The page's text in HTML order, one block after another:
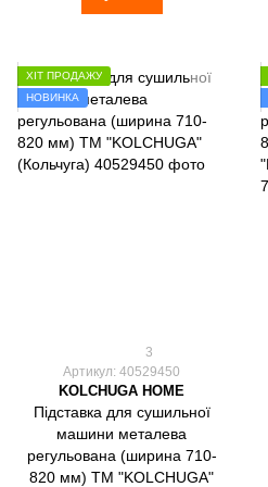
ХІТ ПРОДАЖУ
НОВИНКА
3
Артикул: 40529450
KOLCHUGA HOME
Підставка для сушильної
машини металева
регульована (ширина 710-
820 мм) ТМ "KOLCHUGA"